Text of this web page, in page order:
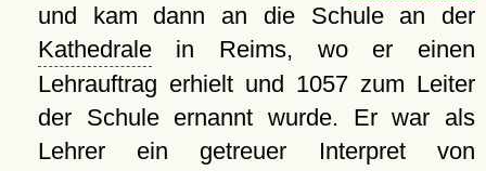
und kam dann an die Schule an der
Kathedralein Reims, wo er einen
Lehrauftrag erhielt und 1057 zum Leiter
der Schule ernannt wurde. Er war als
Lehrer ein getreuer Interpret von